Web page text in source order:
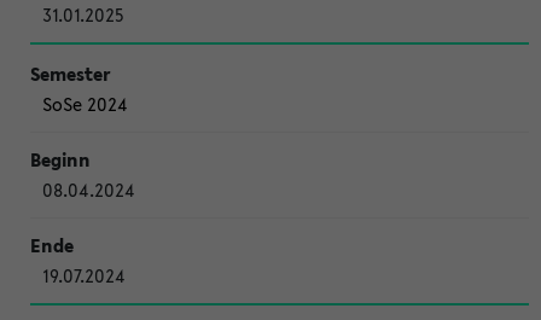
31.01.2025
SoSe 2024
08.04.2024
19.07.2024